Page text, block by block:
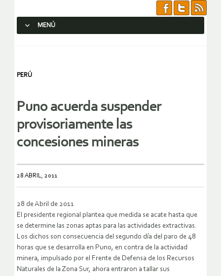
MENÚ
PERÚ
Puno acuerda suspender
provisoriamente las
concesiones mineras
28 ABRIL, 2011
28 de Abril de 2011
El presidente regional plantea que medida se acate hasta que
se determine las zonas aptas para las actividades extractivas.
Los dichos son consecuencia del segundo día del paro de 48
horas que se desarrolla en Puno, en contra de la actividad
minera, impulsado por el Frente de Defensa de los Recursos
Naturales de la Zona Sur, ahora entraron a tallar sus